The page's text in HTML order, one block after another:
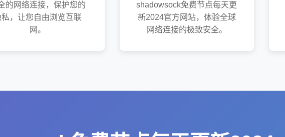
的网络连接，保护您的
私，让您自由浏览互联
网。
shadowsock免费节点每天更
新2024官方网站，体验全球
网络连接的极致安全。